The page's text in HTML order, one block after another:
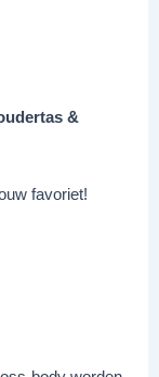
&
favoriet!